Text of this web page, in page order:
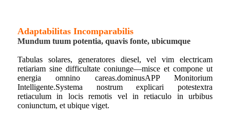
Adaptabilitas Incomparabilis
Mundum tuum potentia, quavis fonte, ubicumque
Tabulas solares, generatores diesel, vel vim electricam
retiariam sine difficultate coniunge—misce et compone ut
energia omnino careas.dominusAPP Monitorium
Intelligente.Systema nostrum explicari potestextra
retiaculum in locis remotis vel in retiaculo in urbibus
coniunctum, et ubique viget.